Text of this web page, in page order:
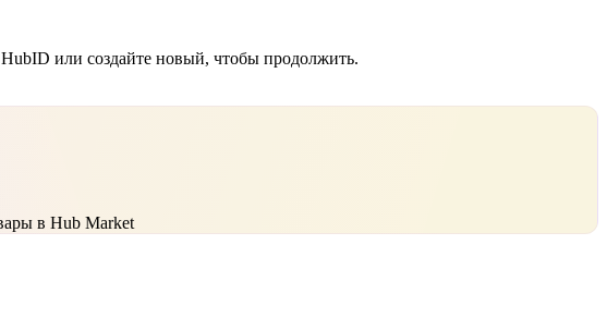
или создайте новый, чтобы продолжить.
в Hub Market